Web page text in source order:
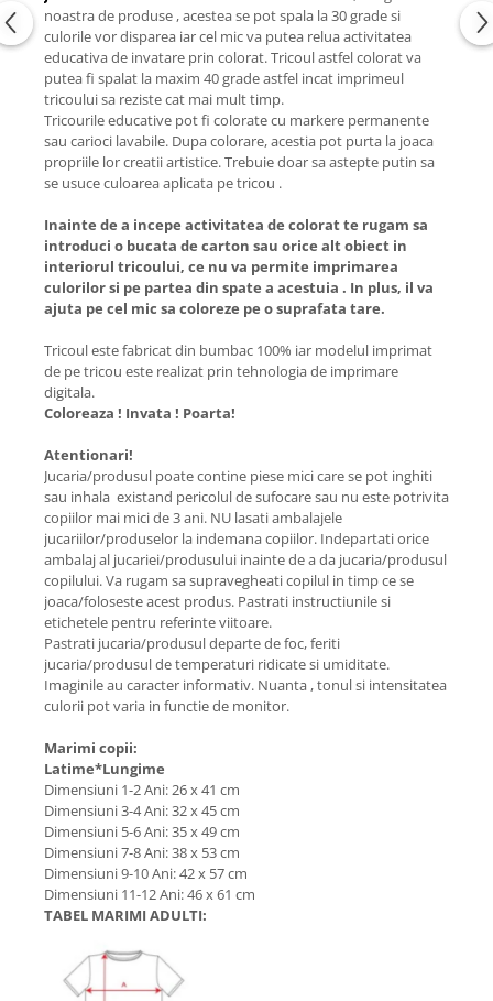
noastra de produse , acestea se pot spala la 30 grade si
culorile vor disparea iar cel mic va putea relua activitatea
educativa de invatare prin colorat. Tricoul astfel colorat va
putea fi spalat la maxim 40 grade astfel incat imprimeul
tricoului sa reziste cat mai mult timp.
Tricourile educative pot fi colorate cu markere permanente
sau carioci lavabile. Dupa colorare, acestia pot purta la joaca
propriile lor creatii artistice. Trebuie doar sa astepte putin sa
se usuce culoarea aplicata pe tricou .
Inainte de a incepe activitatea de colorat te rugam sa
introduci o bucata de carton sau orice alt obiect in
interiorul tricoului, ce nu va permite imprimarea
culorilor si pe partea din spate a acestuia . In plus, il va
ajuta pe cel mic sa coloreze pe o suprafata tare.
Tricoul este fabricat din bumbac 100% iar modelul imprimat
de pe tricou este realizat prin tehnologia de imprimare
digitala.
Coloreaza ! Invata ! Poarta!
Atentionari!
Jucaria/produsul poate contine piese mici care se pot inghiti
sau inhala existand pericolul de sufocare sau nu este potrivita
copiilor mai mici de 3 ani. NU lasati ambalajele
jucariilor/produselor la indemana copiilor. Indepartati orice
ambalaj al jucariei/produsului inainte de a da jucaria/produsul
copilului. Va rugam sa supravegheati copilul in timp ce se
joaca/foloseste acest produs. Pastrati instructiunile si
etichetele pentru referinte viitoare.
Pastrati jucaria/produsul departe de foc, feriti
jucaria/produsul de temperaturi ridicate si umiditate.
Imaginile au caracter informativ. Nuanta , tonul si intensitatea
culorii pot varia in functie de monitor.
Marimi copii:
Latime*Lungime
Dimensiuni 1-2 Ani: 26 x 41 cm
Dimensiuni 3-4 Ani: 32 x 45 cm
Dimensiuni 5-6 Ani: 35 x 49 cm
Dimensiuni 7-8 Ani: 38 x 53 cm
Dimensiuni 9-10 Ani: 42 x 57 cm
Dimensiuni 11-12 Ani: 46 x 61 cm
TABEL MARIMI ADULTI: